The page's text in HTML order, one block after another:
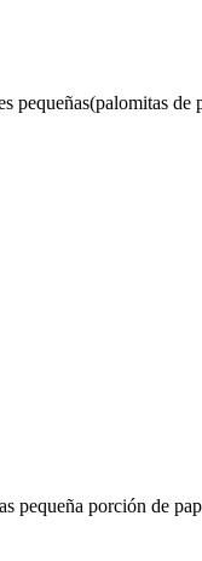
pequeñas(palomitas de
pequeña porción de